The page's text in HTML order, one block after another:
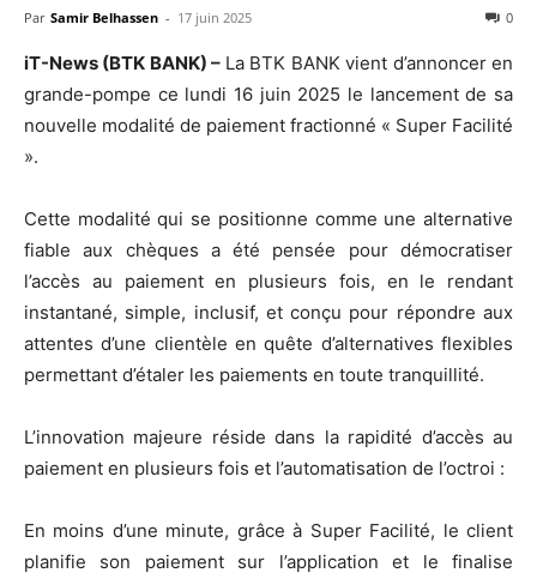
Par Samir Belhassen - 17 juin 2025 0
iT-News (BTK BANK) – La BTK BANK vient d’annoncer en
grande-pompe ce lundi 16 juin 2025 le lancement de sa
nouvelle modalité de paiement fractionné « Super Facilité
».
Cette modalité qui se positionne comme une alternative
fiable aux chèques a été pensée pour démocratiser
l’accès au paiement en plusieurs fois, en le rendant
instantané, simple, inclusif, et conçu pour répondre aux
attentes d’une clientèle en quête d’alternatives flexibles
permettant d’étaler les paiements en toute tranquillité.
L’innovation majeure réside dans la rapidité d’accès au
paiement en plusieurs fois et l’automatisation de l’octroi :
En moins d’une minute, grâce à Super Facilité, le client
planifie son paiement sur l’application et le finalise